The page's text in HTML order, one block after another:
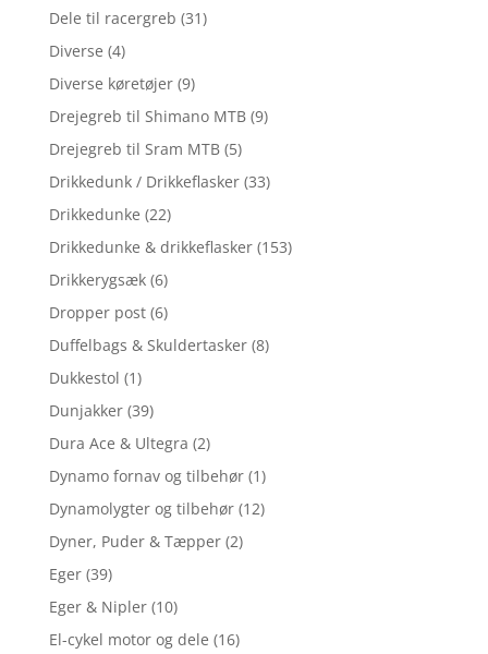
Dele til racergreb (31)
Diverse (4)
Diverse køretøjer (9)
Drejegreb til Shimano MTB (9)
Drejegreb til Sram MTB (5)
Drikkedunk / Drikkeflasker (33)
Drikkedunke (22)
Drikkedunke & drikkeflasker (153)
Drikkerygsæk (6)
Dropper post (6)
Duffelbags & Skuldertasker (8)
Dukkestol (1)
Dunjakker (39)
Dura Ace & Ultegra (2)
Dynamo fornav og tilbehør (1)
Dynamolygter og tilbehør (12)
Dyner, Puder & Tæpper (2)
Eger (39)
Eger & Nipler (10)
El-cykel motor og dele (16)